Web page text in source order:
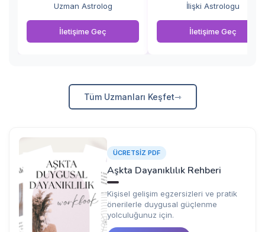
Uzman Astrolog
İletişime Geç
İlişki Astrologu
İletişime Geç
Tüm Uzmanları Keşfet
ÜCRETSİZ PDF
Aşkta Dayanıklılık Rehberi
Kişisel gelişim egzersizleri ve pratik
önerilerle duygusal güçlenme
yolculuğunuz için.